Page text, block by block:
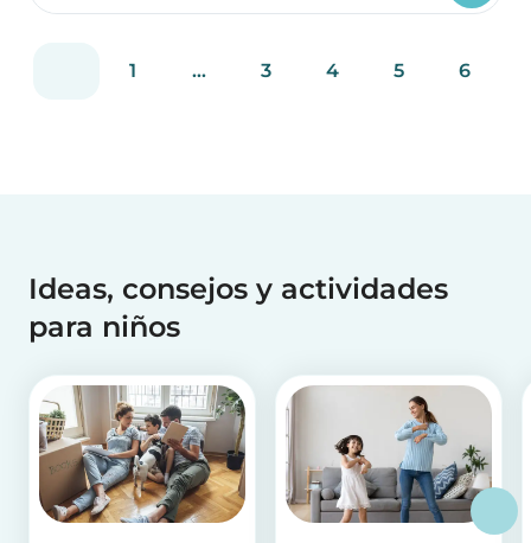
1 ... 3 4 5 6
Ideas, consejos y actividades
para niños